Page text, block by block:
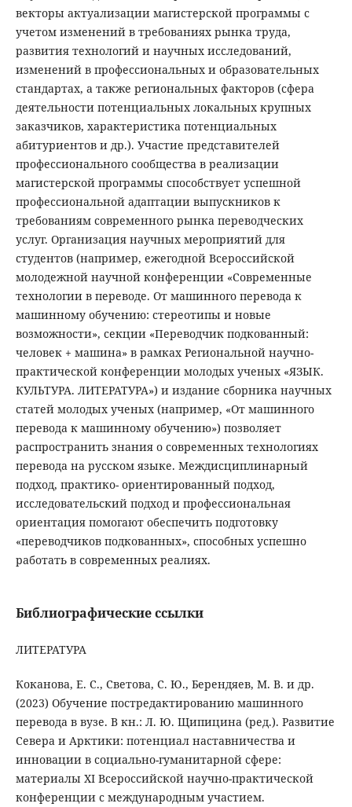
векторы актуализации магистерской программы с
учетом изменений в требованиях рынка труда,
развития технологий и научных исследований,
изменений в профессиональных и образовательных
стандартах, а также региональных факторов (сфера
деятельности потенциальных локальных крупных
заказчиков, характеристика потенциальных
абитуриентов и др.). Участие представителей
профессионального сообщества в реализации
магистерской программы способствует успешной
профессиональной адаптации выпускников к
требованиям современного рынка переводческих
услуг. Организация научных мероприятий для
студентов (например, ежегодной Всероссийской
молодежной научной конференции «Современные
технологии в переводе. От машинного перевода к
машинному обучению: стереотипы и новые
возможности», секции «Переводчик подкованный:
человек + машина» в рамках Региональной научно-
практической конференции молодых ученых «ЯЗЫК.
КУЛЬТУРА. ЛИТЕРАТУРА») и издание сборника научных
статей молодых ученых (например, «От машинного
перевода к машинному обучению») позволяет
распространить знания о современных технологиях
перевода на русском языке. Междисциплинарный
подход, практико- ориентированный подход,
исследовательский подход и профессиональная
ориентация помогают обеспечить подготовку
«переводчиков подкованных», способных успешно
работать в современных реалиях.
Библиографические ссылки
ЛИТЕРАТУРА
Коканова, Е. С., Светова, С. Ю., Берендяев, М. В. и др.
(2023) Обучение постредактированию машинного
перевода в вузе. В кн.: Л. Ю. Щипицина (ред.). Развитие
Севера и Арктики: потенциал наставничества и
инновации в социально-гуманитарной сфере:
материалы XI Всероссийской научно-практической
конференции с международным участием.